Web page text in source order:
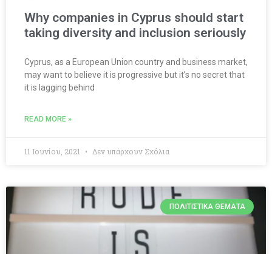
Why companies in Cyprus should start
taking diversity and inclusion seriously
Cyprus, as a European Union country and business market,
may want to believe it is progressive but it’s no secret that
it is lagging behind
READ MORE »
11 Ιουνίου, 2021 Δεν υπάρχουν Σχόλια
ΠΟΛΙΤΙΣΤΙΚΆ ΘΈΜΑΤΑ